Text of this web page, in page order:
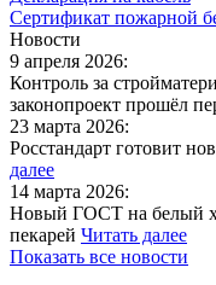
Сертификат пожарной
Новости
9 апреля 2026:
Контроль за
законопроект прошёл
23 марта 2026:
Росстандарт готовит
далее
14 марта 2026:
Новый ГОСТ на белый
пекарей Читать далее
Показать все новости